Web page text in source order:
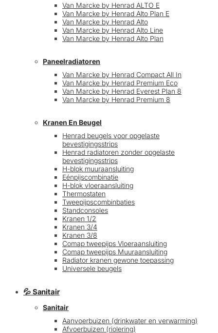
Van Marcke by Henrad ALTO E
Van Marcke by Henrad Alto Plan E
Van Marcke by Henrad Alto
Van Marcke by Henrad Alto Line
Van Marcke by Henrad Alto Plan
Paneelradiatoren
Van Marcke by Henrad Compact All In
Van Marcke by Henrad Premium Eco
Van Marcke by Henrad Everest Plan 8
Van Marcke by Henrad Premium 8
Kranen En Beugel
Henrad beugels voor opgelaste
bevestigingsstrips
Henrad radiatoren zonder opgelaste
bevestigingsstrips
H-blok muuraansluiting
Eénpijscombinatie
H-blok vloeraansluiting
Thermostaten
Tweepijpscombinbaties
Standconsoles
Kranen 1/2
Kranen 3/4
Kranen 3/8
Comap tweepijps Vloeraansluiting
Comap tweepijps Muuraansluiting
Radiator kranen gewone toepassing
Universele beugels
💦 Sanitair
Sanitair
Aanvoerbuizen (drinkwater en verwarming)
Afvoerbuizen (riolering)